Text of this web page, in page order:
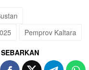
Pemprov Kaltara
SEBARKAN